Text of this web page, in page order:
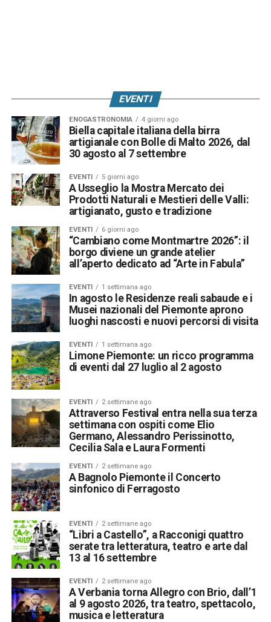
EVENTI
ENOGASTRONOMIA 4 giorni ago
Biella capitale italiana della birra
artigianale con Bolle di Malto 2026, dal
30 agosto al 7 settembre
EVENTI 5 giorni ago
A Usseglio la Mostra Mercato dei
Prodotti Naturali e Mestieri delle Valli:
artigianato, gusto e tradizione
EVENTI 6 giorni ago
“Cambiano come Montmartre 2026”: il
borgo diviene un grande atelier
all’aperto dedicato ad “Arte in Fabula”
EVENTI 1 settimana ago
In agosto le Residenze reali sabaude e i
Musei nazionali del Piemonte aprono
luoghi nascosti e nuovi percorsi di visita
EVENTI 1 settimana ago
Limone Piemonte: un ricco programma
di eventi dal 27 luglio al 2 agosto
EVENTI 2 settimane ago
Attraverso Festival entra nella sua terza
settimana con ospiti come Elio
Germano, Alessandro Perissinotto,
Cecilia Sala e Laura Formenti
EVENTI 2 settimane ago
A Bagnolo Piemonte il Concerto
sinfonico di Ferragosto
EVENTI 2 settimane ago
“Libri a Castello”, a Racconigi quattro
serate tra letteratura, teatro e arte dal
13 al 16 settembre
EVENTI 2 settimane ago
A Verbania torna Allegro con Brio, dall’1
al 9 agosto 2026, tra teatro, spettacolo,
musica e letteratura